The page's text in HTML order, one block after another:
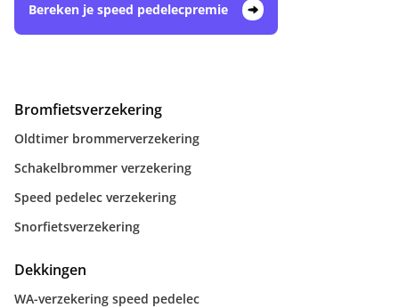
Bereken je speed pedelecpremie
Bromfietsverzekering
Oldtimer brommerverzekering
Schakelbrommer verzekering
Speed pedelec verzekering
Snorfietsverzekering
Dekkingen
WA-verzekering speed pedelec